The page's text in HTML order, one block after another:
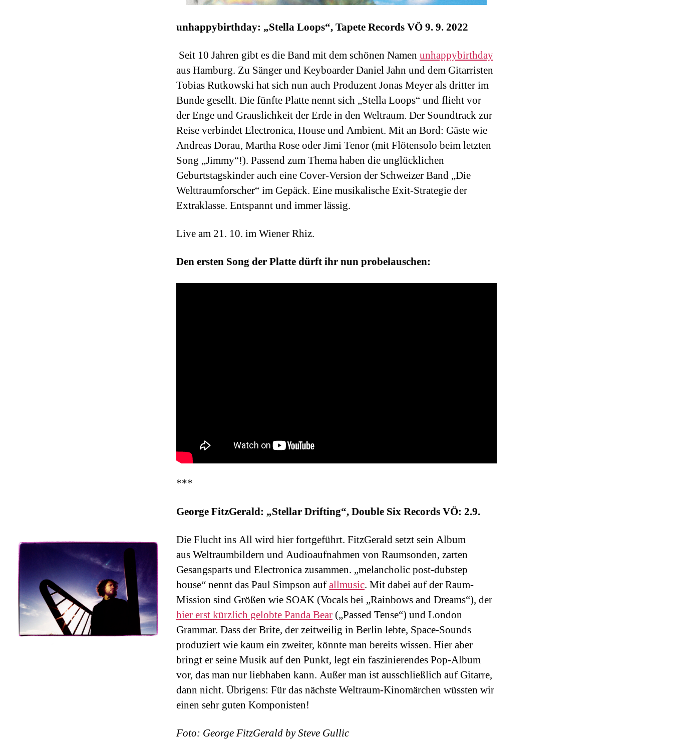
unhappybirthday: „Stella Loops“, Tapete Records VÖ 9. 9. 2022
Seit 10 Jahren gibt es die Band mit dem schönen Namen unhappybirthday
aus Hamburg. Zu Sänger und Keyboarder Daniel Jahn und dem Gitarristen
Tobias Rutkowski hat sich nun auch Produzent Jonas Meyer als dritter im
Bunde gesellt. Die fünfte Platte nennt sich „Stella Loops“ und flieht vor
der Enge und Grauslichkeit der Erde in den Weltraum. Der Soundtrack zur
Reise verbindet Electronica, House und Ambient. Mit an Bord: Gäste wie
Andreas Dorau, Martha Rose oder Jimi Tenor (mit Flötensolo beim letzten
Song „Jimmy“!). Passend zum Thema haben die unglücklichen
Geburtstagskinder auch eine Cover-Version der Schweizer Band „Die
Welttraumforscher“ im Gepäck. Eine musikalische Exit-Strategie der
Extraklasse. Entspannt und immer lässig.
Live am 21. 10. im Wiener Rhiz.
Den ersten Song der Platte dürft ihr nun probelauschen:
***
George FitzGerald: „Stellar Drifting“, Double Six Records VÖ: 2.9.
Die Flucht ins All wird hier fortgeführt. FitzGerald setzt sein Album
aus Weltraumbildern und Audioaufnahmen von Raumsonden, zarten
Gesangsparts und Electronica zusammen. „melancholic post-dubstep
house“ nennt das Paul Simpson aufallmusic. Mit dabei auf der Raum-
Mission sind Größen wie SOAK (Vocals bei „Rainbows and Dreams“), der
hier erst kürzlich gelobte Panda Bear („Passed Tense“) und London
Grammar. Dass der Brite, der zeitweilig in Berlin lebte, Space-Sounds
produziert wie kaum ein zweiter, könnte man bereits wissen. Hier aber
bringt er seine Musik auf den Punkt, legt ein faszinierendes Pop-Album
vor, das man nur liebhaben kann. Außer man ist ausschließlich auf Gitarre,
dann nicht. Übrigens: Für das nächste Weltraum-Kinomärchen wüssten wir
einen sehr guten Komponisten!
Foto: George FitzGerald by Steve Gullic